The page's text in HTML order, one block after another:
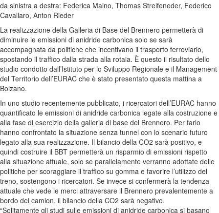
da sinistra a destra: Federica Maino, Thomas Streifeneder, Federico
Cavallaro, Anton Rieder
La realizzazione della Galleria di Base del Brennero permetterà di
diminuire le emissioni di anidride carbonica solo se sarà
accompagnata da politiche che incentivano il trasporto ferroviario,
spostando il traffico dalla strada alla rotaia. È questo il risultato dello
studio condotto dall’Istituto per lo Sviluppo Regionale e il Management
del Territorio dell’EURAC che è stato presentato questa mattina a
Bolzano.
In uno studio recentemente pubblicato, i ricercatori dell’EURAC hanno
quantificato le emissioni di anidride carbonica legate alla costruzione e
alla fase di esercizio della galleria di base del Brennero. Per farlo
hanno confrontato la situazione senza tunnel con lo scenario futuro
legato alla sua realizzazione. Il bilancio della CO2 sarà positivo, e
quindi costruire il BBT permetterà un risparmio di emissioni rispetto
alla situazione attuale, solo se parallelamente verranno adottate delle
politiche per scoraggiare il traffico su gomma e favorire l’utilizzo del
treno, sostengono i ricercatori. Se invece si confermerà la tendenza
attuale che vede le merci attraversare il Brennero prevalentemente a
bordo dei camion, il bilancio della CO2 sarà negativo.
“Solitamente gli studi sulle emissioni di anidride carbonica si basano